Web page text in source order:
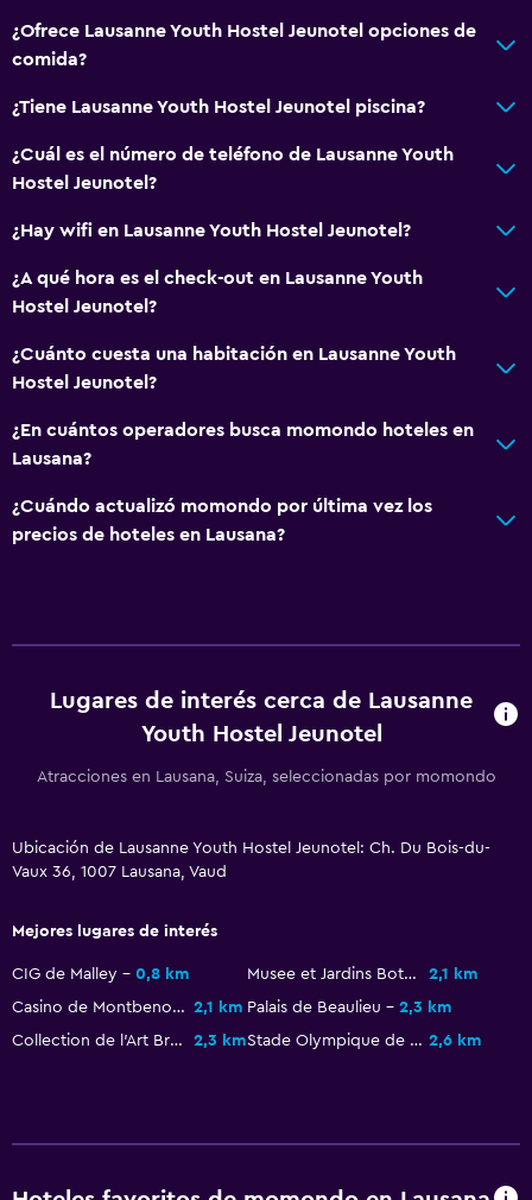
Juegos de mesa/rompecabezas
Ciclismo
Ping pong
Instalaciones para deportes acuáticos
Servicios y facilidades
Centro de negocios
Instalaciones para reuniones
Acceso con tarjeta
Baño
Aseo
Papel higiénico
Botiquín de primeros auxilios
General
Habitaciones familiares
Ideal para familias
¿Ofrece Lausanne Youth Hostel Jeunotel opciones de
comida?
¿Tiene Lausanne Youth Hostel Jeunotel piscina?
¿Cuál es el número de teléfono de Lausanne Youth
Hostel Jeunotel?
¿Hay wifi en Lausanne Youth Hostel Jeunotel?
¿A qué hora es el check-out en Lausanne Youth
Hostel Jeunotel?
¿Cuánto cuesta una habitación en Lausanne Youth
Hostel Jeunotel?
¿En cuántos operadores busca momondo hoteles en
Lausana?
¿Cuándo actualizó momondo por última vez los
precios de hoteles en Lausana?
Lugares de interés cerca de Lausanne
Youth Hostel Jeunotel
Atracciones en Lausana, Suiza, seleccionadas por momondo
Ubicación de Lausanne Youth Hostel Jeunotel: Ch. Du Bois-du-
Vaux 36, 1007 Lausana, Vaud
Mejores lugares de interés
CIG de Malley 0,8 km Musee et Jardins Botaniques Cantonaux
2,1 km
Casino de Montbenon 2,1 km Palais de Beaulieu
2,3 km
Collection de l’Art Brut
2,3 km Stade Olympique de la Pontaise 2,6 km